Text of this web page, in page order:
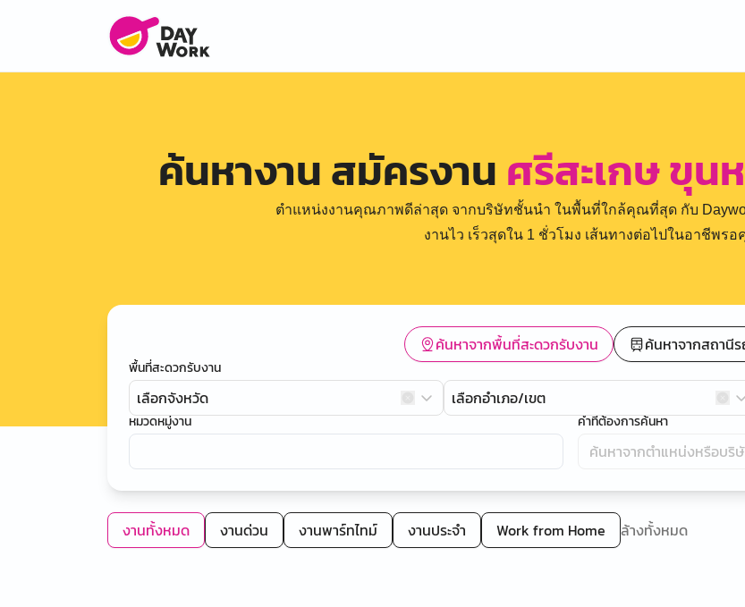
ค้นหางาน สมัครงาน ศรีสะเกษ ขุ
ตำแหน่งงานคุณภาพดีล่าสุด จากบริษัทชั้นนำ ในพื้นที่ใกล้คุณที่สุด กับ
งานไว เร็วสุดใน 1 ชั่วโมง เส้นทางต่อไปในอาชีพร
ค้นหาจากพื้นที่สะดวกรับงาน ค้นหาจากสถานี
พื้นที่สะดวกรับงาน
เลือกจังหวัด เลือกอำเภอ/เขต
หมวดหมู่งาน คำที่ต้องการค้นหา
งานทั้งหมด งานด่วน งานพาร์ทไทม์ งานประจำ Work from Home ล้างทั้งหมด